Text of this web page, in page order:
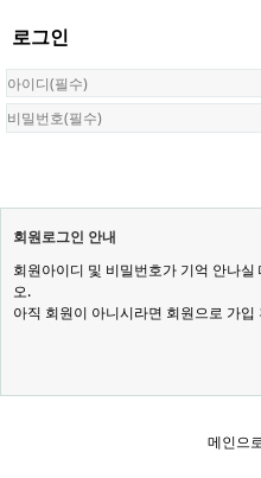
로그인
회원로그인 안내
회원아이디 및 비밀번호가 기억 안나
오.
아직 회원이 아니시라면 회원으로 가
메인으